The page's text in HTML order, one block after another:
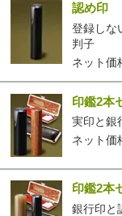
カラフル印鑑
4,200円〜
彩華(ベージュ)
3,400円〜
認め印
登録しな
判子
ネット価
印鑑2本
実印と銀
ネット価
印鑑2本
銀行印と